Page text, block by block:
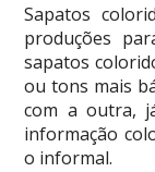
Sapatos
produções
sapatos
ou tons mais
com a outra,
informação
o informal.